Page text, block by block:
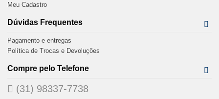
Meu Cadastro
Dúvidas Frequentes
Pagamento e entregas
Política de Trocas e Devoluções
Compre pelo Telefone
(31) 98337-7738